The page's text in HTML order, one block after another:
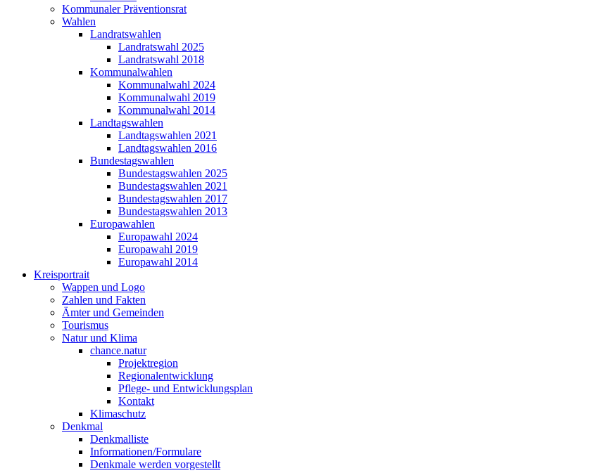
Kommunaler Präventionsrat
Wahlen
Landratswahlen
Landratswahl 2025
Landratswahl 2018
Kommunalwahlen
Kommunalwahl 2024
Kommunalwahl 2019
Kommunalwahl 2014
Landtagswahlen
Landtagswahlen 2021
Landtagswahlen 2016
Bundestagswahlen
Bundestagswahlen 2025
Bundestagswahlen 2021
Bundestagswahlen 2017
Bundestagswahlen 2013
Europawahlen
Europawahl 2024
Europawahl 2019
Europawahl 2014
Kreisportrait
Wappen und Logo
Zahlen und Fakten
Ämter und Gemeinden
Tourismus
Natur und Klima
chance.natur
Projektregion
Regionalentwicklung
Pflege- und Entwicklungsplan
Kontakt
Klimaschutz
Denkmal
Denkmalliste
Informationen/Formulare
Denkmale werden vorgestellt